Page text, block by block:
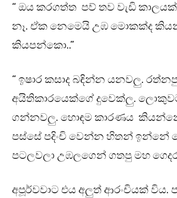
“ ඔය කරගත්ත පව් තව වැඩි
නෑ. ඒක නෙමෙයි උඹ මොකක්ද
කියපන්කො..”
“ ඉෂාර කසාද බඳින්න යනවලු.
අයිතිකාරයෙක්ගේ දුවෙක්ලු.
ගන්නවලු. හොඳම කාරණය
පස්සේ පදිංචි වෙන්න හිතන්
පටලවලා උඹලගෙන් ගතපු මහ
අපූර්වවාට එය අලුත් ආරංචියක් විය.